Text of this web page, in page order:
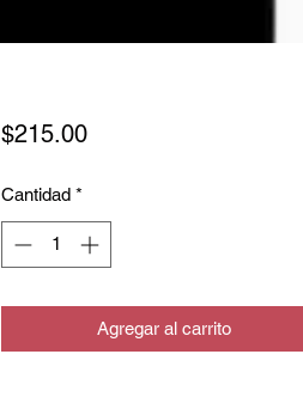
$215.00Precio
Cantidad *
Agregar al carrito